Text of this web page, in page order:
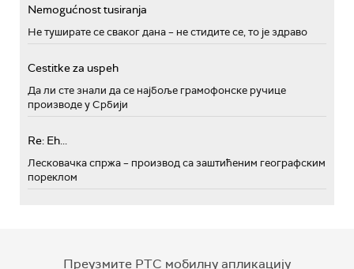
Nemogućnost tusiranja
Не туширате се сваког дана – не стидите се, то је здраво
Cestitke za uspeh
Да ли сте знали да се најбоље грамофонске ручице
производе у Србији
Re: Eh...
Лесковачка спржа – производ са заштићеним географским
пореклом
Преузмите РТС мобилну апликацију